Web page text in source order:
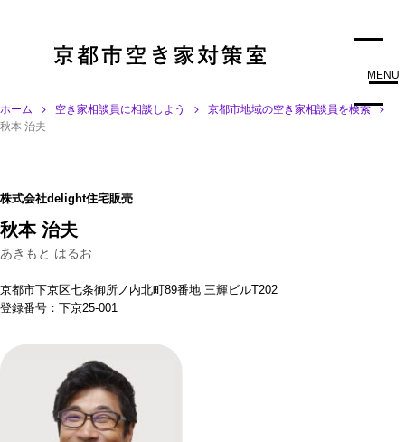
MENU
ホーム 空き家相談員に相談しよう
京都市地域の空き家相談員を検索
秋本 治夫
株式会社delight住宅販売
秋本 治夫
あきもと はるお
京都市下京区七条御所ノ内北町89番地 三輝ビルT202
登録番号：下京25-001